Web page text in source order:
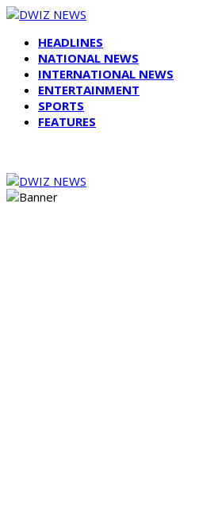
HEADLINES
NATIONAL NEWS
INTERNATIONAL NEWS
ENTERTAINMENT
SPORTS
FEATURES